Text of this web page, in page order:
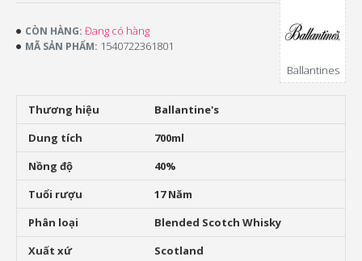
Thương hiệu
Ballantine's
Dung tích
700ml
Nồng độ
40%
Tuổi rượu
17 Năm
Phân loại
Blended Scotch Whisky
Xuất xứ
Scotland
CÒN HÀNG: Đang có hàng
MÃ SẢN PHẨM: 1540722361801
Ballantines